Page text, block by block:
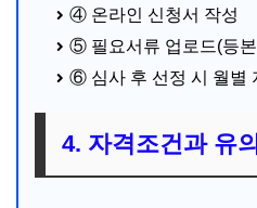
④ 온라인 신청서 작성
⑤ 필요서류 업로드(등
⑥ 심사 후 선정 시 월별
4. 자격조건과 유